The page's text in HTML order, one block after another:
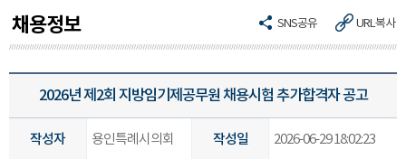
SNS공유 URL복사
채용정보
2026년 제2회 지방임기제공무원 채용시험 추가합격자 공고
작성자 용인특례시의회 작성일 2026-06-29 18:02:23